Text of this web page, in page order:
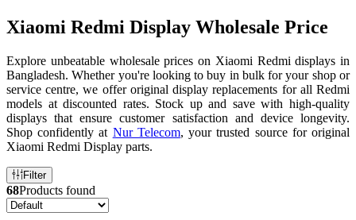
Xiaomi Redmi Display Wholesale Price
Explore unbeatable wholesale prices on Xiaomi Redmi displays in
Bangladesh. Whether you're looking to buy in bulk for your shop or
service centre, we offer original display replacements for all Redmi
models at discounted rates. Stock up and save with high-quality
displays that ensure customer satisfaction and device longevity.
Shop confidently at Nur Telecom, your trusted source for original
Xiaomi Redmi Display parts.
Filter
68Products found